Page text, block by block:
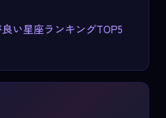
い星座ランキングTOP5